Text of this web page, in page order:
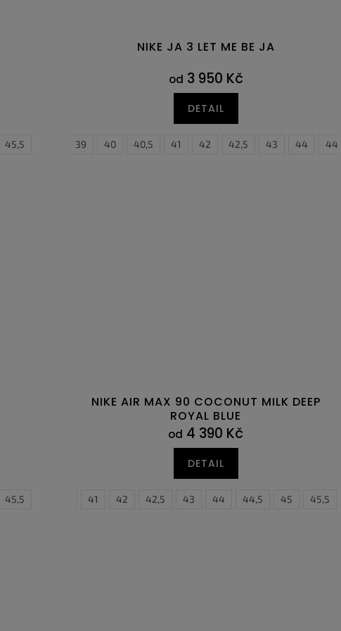
45,5 47 47,5
NIKE JA 3 LET ME BE JA
od 3 950 Kč
DETAIL
38 39 40 40,5 41 42 42,5 43 44 44,5
38,5 39 40
45,5 47,5
NIKE AIR MAX 90 COCONUT MILK DEEP
ROYAL BLUE
od 4 390 Kč
DETAIL
40 41 42 42,5 43 44 44,5 45 45,5
35,5 36,5